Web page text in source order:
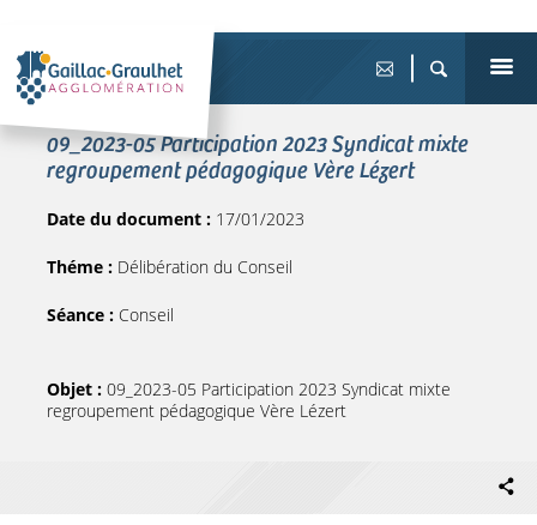
09_2023-05 Participation 2023 Syndicat mixte
regroupement pédagogique Vère Lézert
Date du document : 17/01/2023
Théme : Délibération du Conseil
Séance : Conseil
Objet : 09_2023-05 Participation 2023 Syndicat mixte
regroupement pédagogique Vère Lézert